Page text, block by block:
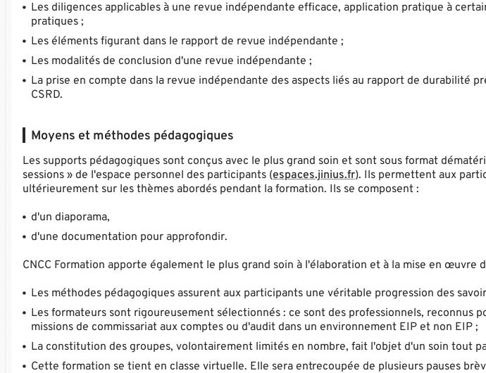
Les diligences applicables à une revue indépendante efficace, application pratique à
pratiques ;
Les éléments figurant dans le rapport de revue indépendante ;
Les modalités de conclusion d'une revue indépendante ;
La prise en compte dans la revue indépendante des aspects liés au rapport de durabilité
CSRD.
Moyens et méthodes pédagogiques
Les supports pédagogiques sont conçus avec le plus grand soin et sont sous format
sessions » de l'espace personnel des participants (espaces.jinius.fr). Ils permettent aux
ultérieurement sur les thèmes abordés pendant la formation. Ils se composent :
d'un diaporama,
d'une documentation pour approfondir.
CNCC Formation apporte également le plus grand soin à l'élaboration et à la mise en œuvre
Les méthodes pédagogiques assurent aux participants une véritable progression des
Les formateurs sont rigoureusement sélectionnés : ce sont des professionnels, reconnus
missions de commissariat aux comptes ou d'audit dans un environnement EIP et non EIP ;
La constitution des groupes, volontairement limités en nombre, fait l'objet d'un soin tout
Cette formation se tient en classe virtuelle. Elle sera entrecoupée de plusieurs pauses